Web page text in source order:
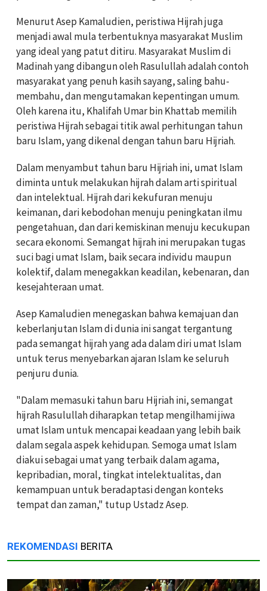
Menurut Asep Kamaludien, peristiwa Hijrah juga
menjadi awal mula terbentuknya masyarakat Muslim
yang ideal yang patut ditiru. Masyarakat Muslim di
Madinah yang dibangun oleh Rasulullah adalah contoh
masyarakat yang penuh kasih sayang, saling bahu-
membahu, dan mengutamakan kepentingan umum.
Oleh karena itu, Khalifah Umar bin Khattab memilih
peristiwa Hijrah sebagai titik awal perhitungan tahun
baru Islam, yang dikenal dengan tahun baru Hijriah.
Dalam menyambut tahun baru Hijriah ini, umat Islam
diminta untuk melakukan hijrah dalam arti spiritual
dan intelektual. Hijrah dari kekufuran menuju
keimanan, dari kebodohan menuju peningkatan ilmu
pengetahuan, dan dari kemiskinan menuju kecukupan
secara ekonomi. Semangat hijrah ini merupakan tugas
suci bagi umat Islam, baik secara individu maupun
kolektif, dalam menegakkan keadilan, kebenaran, dan
kesejahteraan umat.
Asep Kamaludien menegaskan bahwa kemajuan dan
keberlanjutan Islam di dunia ini sangat tergantung
pada semangat hijrah yang ada dalam diri umat Islam
untuk terus menyebarkan ajaran Islam ke seluruh
penjuru dunia.
"Dalam memasuki tahun baru Hijriah ini, semangat
hijrah Rasulullah diharapkan tetap mengilhami jiwa
umat Islam untuk mencapai keadaan yang lebih baik
dalam segala aspek kehidupan. Semoga umat Islam
diakui sebagai umat yang terbaik dalam agama,
kepribadian, moral, tingkat intelektualitas, dan
kemampuan untuk beradaptasi dengan konteks
tempat dan zaman," tutup Ustadz Asep.
REKOMENDASI BERITA